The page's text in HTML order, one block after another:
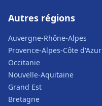
Autres régions
Auvergne-Rhône-Alpes
Provence-Alpes-Côte d'Azur
Occitanie
Nouvelle-Aquitaine
Grand Est
Bretagne